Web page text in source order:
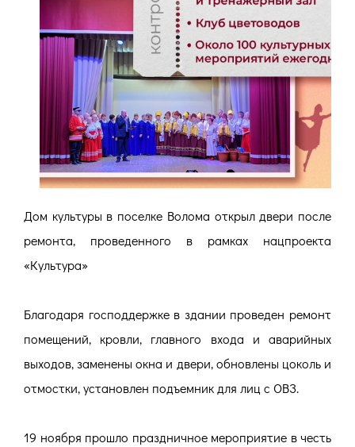
Дом культуры в поселке Волома открыл двери после
ремонта, проведенного в рамках нацпроекта
«Культура»
Благодаря господдержке в здании проведен ремонт
помещений, кровли, главного входа и аварийных
выходов, заменены окна и двери, обновлены цоколь и
отмостки, установлен подъемник для лиц с ОВЗ.
19 ноября прошло праздничное мероприятие в честь